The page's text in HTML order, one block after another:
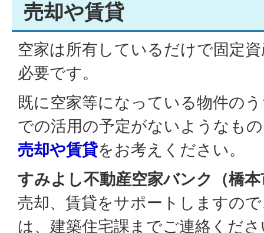
売却や賃貸
空家は所有しているだけで固定
必要です。
既に空家等になっている物件の
での活用の予定がないようなも
売却や賃貸をお考えください。
すみよし不動産空家バンク（橋
売却、賃貸をサポートしますの
は、建築住宅課までご連絡くだ